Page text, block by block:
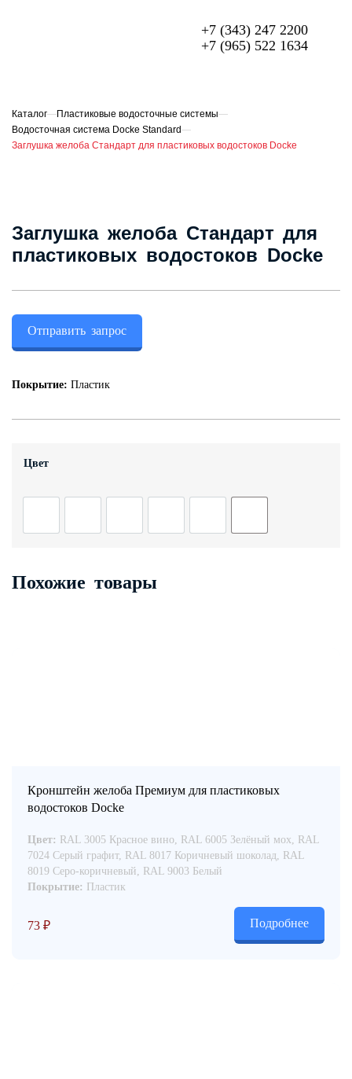
+7 (343) 247 2200
+7 (965) 522 1634
ПРОФЛИСТ
ФАСАДЫ
СЭНДВИЧ-ПАНЕЛИ
О компании
Заказать обратный звонок
Каталог—Пластиковые водосточные системы—
Водосточная система Docke Standard—
Заглушка желоба Стандарт для пластиковых водостоков Docke
Заглушка желоба Стандарт для
пластиковых водостоков Docke
Отправить запрос
Покрытие: Пластик
Цвет
Похожие товары
Кронштейн желоба Премиум для пластиковых
водостоков Docke
Цвет: RAL 3005 Красное вино, RAL 6005 Зелёный мох, RAL
7024 Серый графит, RAL 8017 Коричневый шоколад, RAL
8019 Серо-коричневый, RAL 9003 Белый
Покрытие: Пластик
73 ₽ Подробнее